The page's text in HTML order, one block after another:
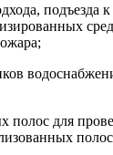
подъезда
полос для